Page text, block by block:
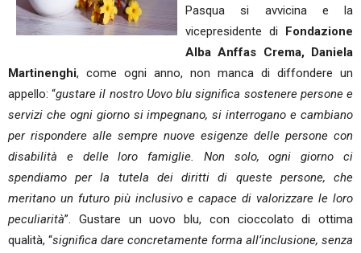
Pasqua si avvicina e la
vicepresidente di Fondazione
Alba Anffas Crema, Daniela
Martinenghi, come ogni anno, non manca di diffondere un
appello: “gustare il nostro Uovo blu significa sostenere persone e
servizi che ogni giorno si impegnano, si interrogano e cambiano
per rispondere alle sempre nuove esigenze delle persone con
disabilità e delle loro famiglie. Non solo, ogni giorno ci
spendiamo per la tutela dei diritti di queste persone, che
meritano un futuro più inclusivo e capace di valorizzare le loro
peculiarità”. Gustare un uovo blu, con cioccolato di ottima
qualità, “significa dare concretamente forma all’inclusione, senza